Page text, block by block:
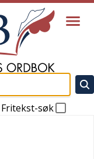
Fritekst-søk